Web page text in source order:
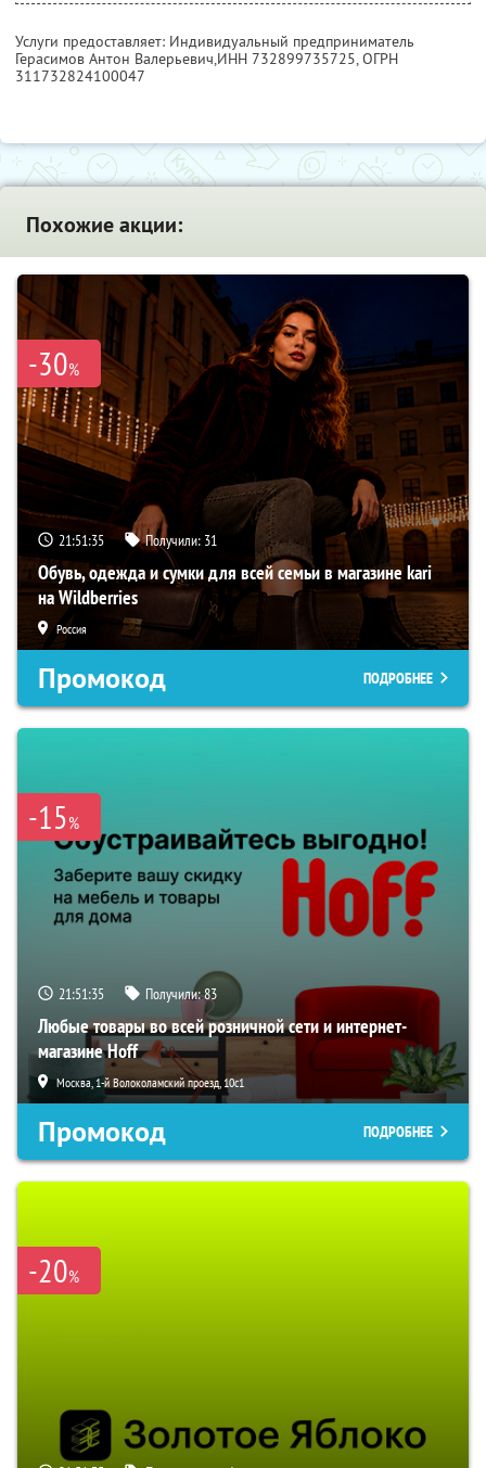
Услуги предоставляет: Индивидуальный предприниматель
Герасимов Антон Валерьевич,ИНН 732899735725, ОГРН
311732824100047
Похожие акции:
-30%
21:51:34 Получили: 31
Обувь, одежда и сумки для всей семьи в магазине kari
на Wildberries
Россия
Промокод ПОДРОБНЕЕ
-15%
21:51:34 Получили:83
Любые товары во всей розничной сети и интернет-
магазине Hoff
Москва, 1-й Волоколамский проезд, 10с1
Промокод ПОДРОБНЕЕ
-20%